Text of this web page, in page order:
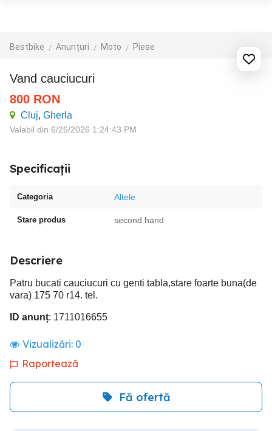
Bestbike Anunțuri Moto Piese
Vand cauciucuri
800 RON
Cluj, Gherla
Valabil din 6/26/2026 1:24:43 PM
Specificații
Categoria Altele
Stare produs second hand
Descriere
Patru bucati cauciucuri cu genti tabla,stare foarte buna(de
vara) 175 70 r14. tel.
ID anunț: 1711016655
Vizualizări: 0
Raportează
Fă ofertă